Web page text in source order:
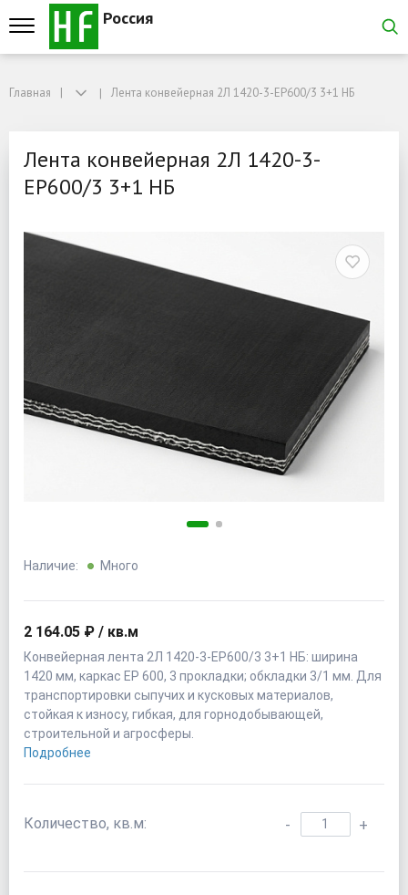
Россия
Лента конвейерная 2Л 1420-3-EP600/3 3+1 НБ
Главная Лента конвейерная 2Л 1420-3-EP600/3 3+1 НБ
Лента конвейерная 2Л 1420-3-
EP600/3 3+1 НБ
Наличие: Много
2 164.05 ₽ / кв.м
Конвейерная лента 2Л 1420-3-EP600/3 3+1 НБ: ширина
1420 мм, каркас EP 600, 3 прокладки; обкладки 3/1 мм. Для
транспортировки сыпучих и кусковых материалов,
стойкая к износу, гибкая, для горнодобывающей,
строительной и агросферы.
Подробнее
Количество, кв.м: - +